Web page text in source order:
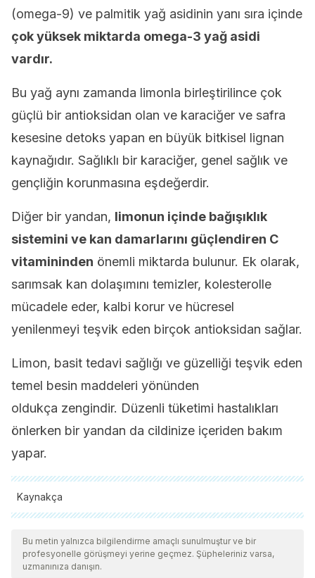
(omega-9) ve palmitik yağ asidinin yanı sıra içinde
çok yüksek miktarda omega-3 yağ asidi
vardır.
Bu yağ aynı zamanda limonla birleştirilince çok
güçlü bir antioksidan olan ve karaciğer ve safra
kesesine detoks yapan en büyük bitkisel lignan
kaynağıdır. Sağlıklı bir karaciğer, genel sağlık ve
gençliğin korunmasına eşdeğerdir.
Diğer bir yandan, limonun içinde bağışıklık
sistemini ve kan damarlarını güçlendiren C
vitamininden önemli miktarda bulunur. Ek olarak,
sarımsak kan dolaşımını temizler, kolesterolle
mücadele eder, kalbi korur ve hücresel
yenilenmeyi teşvik eden birçok antioksidan sağlar.
Limon, basit tedavi sağlığı ve güzelliği teşvik eden
temel besin maddeleri yönünden
oldukça zengindir. Düzenli tüketimi hastalıkları
önlerken bir yandan da cildinize içeriden bakım
yapar.
Kaynakça
Tüm alıntı yapılan kaynaklar, kalitelerini, güvenilirliklerini,
güncelliklerini ve geçerliliklerini sağlamak için ekibimiz
tarafından derinlemesine incelendi. Bu makalenin bibliyografisi
Bu metin yalnızca bilgilendirme amaçlı sunulmuştur ve bir
profesyonelle görüşmeyi yerine geçmez. Şüpheleriniz varsa,
uzmanınıza danışın.